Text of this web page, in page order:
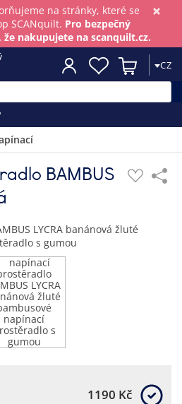
×
na stránky, které se
SCANquilt. Pro bezpečný
nakupujete na scanquilt.cz.
CZ
BAMBUS
1190 Kč